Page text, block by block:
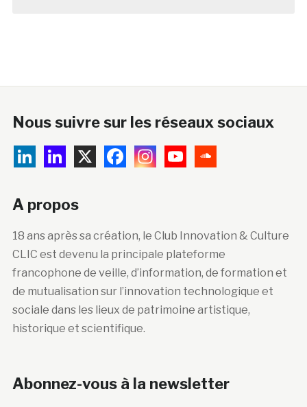
Nous suivre sur les réseaux sociaux
A propos
18 ans après sa création, le Club Innovation & Culture
CLIC est devenu la principale plateforme
francophone de veille, d’information, de formation et
de mutualisation sur l’innovation technologique et
sociale dans les lieux de patrimoine artistique,
historique et scientifique.
Abonnez-vous à la newsletter